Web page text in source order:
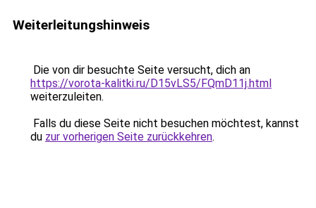
Weiterleitungshinweis
Die von dir besuchte Seite versucht, dich an
https://vorota-kalitki.ru/D15vLS5/FQmD11j.html
weiterzuleiten.
Falls du diese Seite nicht besuchen möchtest, kannst
du zur vorherigen Seite zurückkehren.